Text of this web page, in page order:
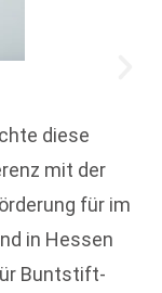
diese
mit der
für im
in Hessen
Buntstift-